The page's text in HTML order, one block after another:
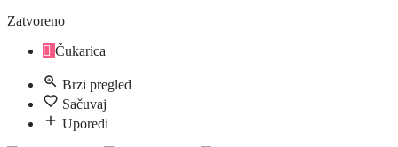
Zatvoreno
Čukarica
Brzi pregled
Sačuvaj
Uporedi